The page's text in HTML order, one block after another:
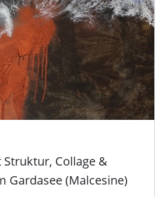
Struktur, Collage &
Gardasee (Malcesine)